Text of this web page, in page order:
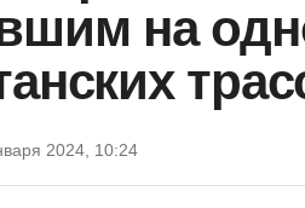
на
2024, 10:24